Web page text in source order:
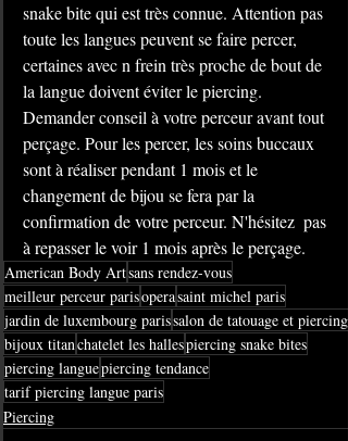
snake bite qui est très connue. Attention pas
toute les langues peuvent se faire percer,
certaines avec n frein très proche de bout de
la langue doivent éviter le piercing.
Demander conseil à votre perceur avant tout
perçage. Pour les percer, les soins buccaux
sont à réaliser pendant 1 mois et le
changement de bijou se fera par la
confirmation de votre perceur. N'hésitez  pas
à repasser le voir 1 mois après le perçage.
American Body Artsans rendez-vous
meilleur perceur parisoperasaint michel paris
jardin de luxembourg parissalon de tatouage et piercing
bijoux titanchatelet les hallespiercing snake bites
piercing languepiercing tendance
tarif piercing langue paris
Piercing